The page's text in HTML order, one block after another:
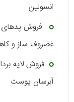
انسولین
فروش پدهای
غضروف ساز و
فروش لایه
آبرسان پوست